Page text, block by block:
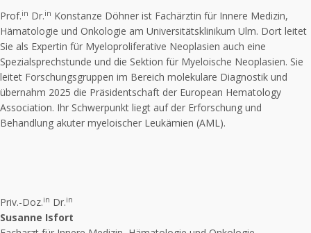
Prof.in Dr.in Konstanze Döhner ist Fachärztin für Innere Medizin,
Hämatologie und Onkologie am Universitätsklinikum Ulm. Dort leitet
Sie als Expertin für Myeloproliferative Neoplasien auch eine
Spezialsprechstunde und die Sektion für Myeloische Neoplasien. Sie
leitet Forschungsgruppen im Bereich molekulare Diagnostik und
übernahm 2025 die Präsidentschaft der European Hematology
Association. Ihr Schwerpunkt liegt auf der Erforschung und
Behandlung akuter myeloischer Leukämien (AML).
Priv.-Doz.in Dr.in
Susanne Isfort